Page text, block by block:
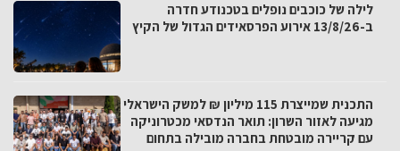
לילה של כוכבים נופלים בטכנודע חדרה
ב-13/8/26 אירוע הפרסאידים הגדול של הקיץ
התכנית שמייצרת 115 מיליון ₪ למשק הישראלי
מגיעה לאזור השרון: תואר הנדסאי מכטרוניקה
עם קריירה מובטחת בחברה מובילה בתחום